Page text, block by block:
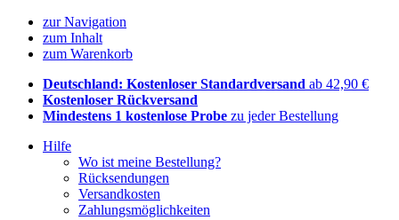
zur Navigation
zum Inhalt
zum Warenkorb
Deutschland: Kostenloser Standardversand ab 42,90 €
Kostenloser Rückversand
Mindestens 1 kostenlose Probe zu jeder Bestellung
Hilfe
Wo ist meine Bestellung?
Rücksendungen
Versandkosten
Zahlungsmöglichkeiten